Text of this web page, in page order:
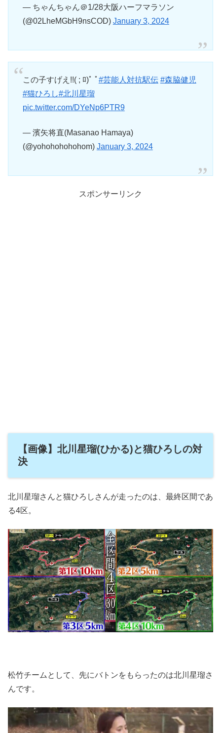
— ちゃんちゃん＠1/28大阪ハーフマラソン
(@02LheMGbH9nsCOD) January 3, 2024
この子すげえ!!( ; ﾛ)ﾟ ﾟ#芸能人対抗駅伝 #森脇健児
#猫ひろし#北川星瑠
pic.twitter.com/DYeNp6PTR9
— 濱矢将直(Masanao Hamaya)
(@yohohohohohom) January 3, 2024
スポンサーリンク
【画像】北川星瑠(ひかる)と猫ひろしの対
決
北川星瑠さんと猫ひろしさんが走ったのは、最終区間であ
る4区。
松竹チームとして、先にバトンをもらったのは北川星瑠さ
んです。